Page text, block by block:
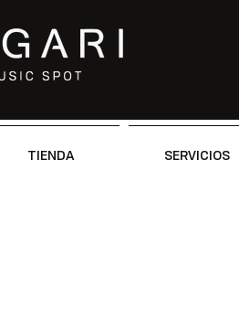
TIENDA SERVICIOS